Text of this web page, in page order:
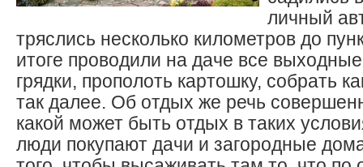
личный
тряслись несколько километров до
итоге проводили на даче все
грядки, прополоть картошку, собрать
так далее. Об отдых же речь
какой может быть отдых в таких
люди покупают дачи и загородные